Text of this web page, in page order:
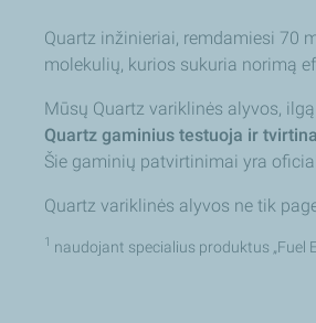
Quartz inžinieriai, remdamiesi 70
molekulių, kurios sukuria norimą
Mūsų Quartz variklinės alyvos,
Quartz gaminius testuoja ir
Šie gaminių patvirtinimai yra
Quartz variklinės alyvos ne tik
1 naudojant specialius produktus „Fuel